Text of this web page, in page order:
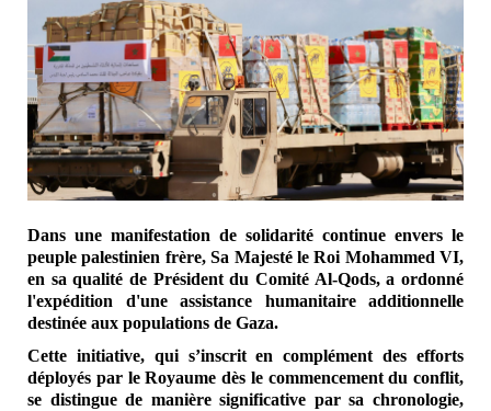
Dans une manifestation de solidarité continue envers le
peuple palestinien frère, Sa Majesté le Roi Mohammed VI,
en sa qualité de Président du Comité Al-Qods, a ordonné
l'expédition d'une assistance humanitaire additionnelle
destinée aux populations de Gaza.
Cette initiative, qui s’inscrit en complément des efforts
déployés par le Royaume dès le commencement du conflit,
se distingue de manière significative par sa chronologie,